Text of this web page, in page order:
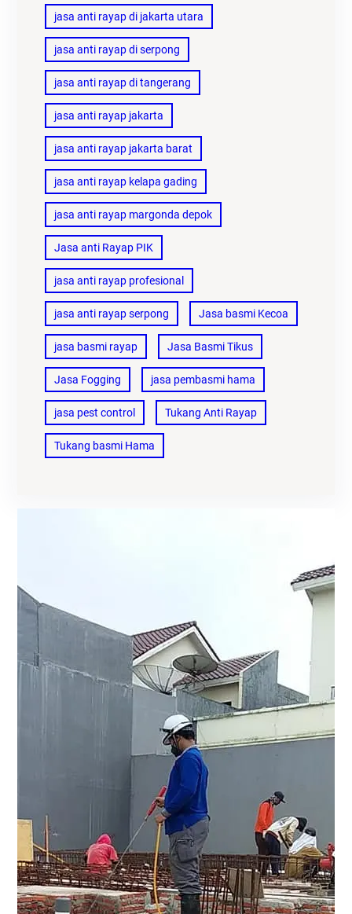
jasa anti rayap di jakarta utara
jasa anti rayap di serpong
jasa anti rayap di tangerang
jasa anti rayap jakarta
jasa anti rayap jakarta barat
jasa anti rayap kelapa gading
jasa anti rayap margonda depok
Jasa anti Rayap PIK
jasa anti rayap profesional
jasa anti rayap serpong Jasa basmi Kecoa
jasa basmi rayap Jasa Basmi Tikus
Jasa Fogging jasa pembasmi hama
jasa pest control Tukang Anti Rayap
Tukang basmi Hama